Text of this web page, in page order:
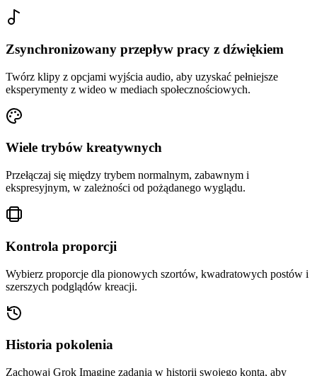
Zsynchronizowany przepływ pracy z dźwiękiem
Twórz klipy z opcjami wyjścia audio, aby uzyskać pełniejsze
eksperymenty z wideo w mediach społecznościowych.
Wiele trybów kreatywnych
Przełączaj się między trybem normalnym, zabawnym i
ekspresyjnym, w zależności od pożądanego wyglądu.
Kontrola proporcji
Wybierz proporcje dla pionowych szortów, kwadratowych postów i
szerszych podglądów kreacji.
Historia pokolenia
Zachowaj Grok Imagine zadania w historii swojego konta, aby